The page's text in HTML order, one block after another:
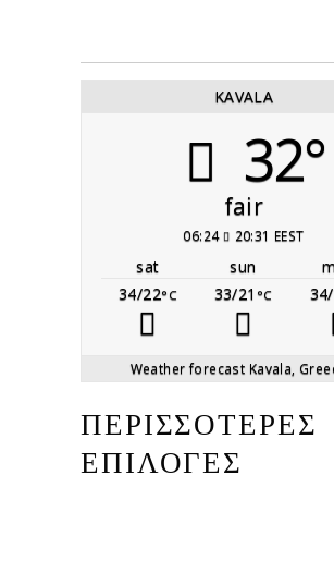
KAVALA
32°
fair
06:24 20:31 EEST
sat sun
34/22°C 33/21 °C
Weather forecast Kavala,
ΠΕΡΙΣΣΟΤΕΡΕΣ
ΕΠΙΛΟΓΕΣ